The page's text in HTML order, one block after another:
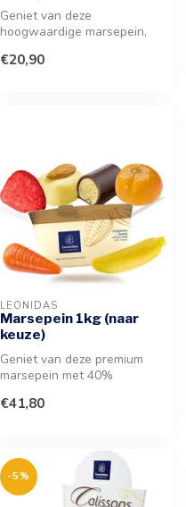
Geniet van deze
hoogwaardige marsepein,
hoeveelheid amandel...
€20,90
LEONIDAS
Marsepein 1kg (naar
keuze)
Geniet van deze premium
marsepein met 40%
textuur en ri...
€41,80
-5%